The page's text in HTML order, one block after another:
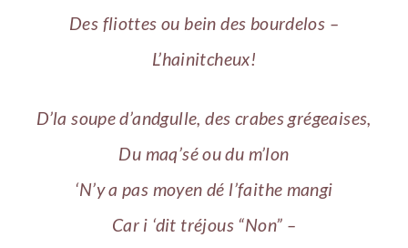
Des fliottes ou bein des bourdelos –
L’hainitcheux!
D’la soupe d’andgulle, des crabes grégeaises,
Du maq’sé ou du m’lon
‘N’y a pas moyen dé l’faithe mangi
Car i ‘dit tréjous “Non” –